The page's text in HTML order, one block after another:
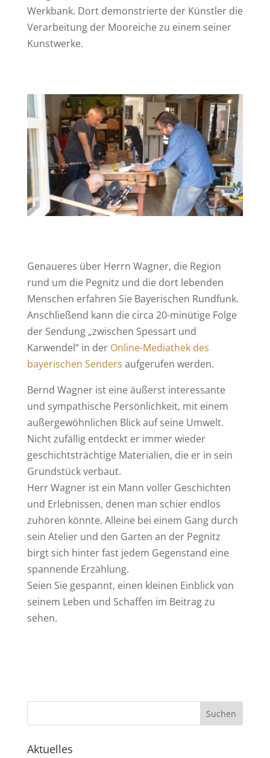
Werkbank. Dort demonstrierte der Künstler die
Verarbeitung der Mooreiche zu einem seiner
Kunstwerke.
Genaueres über Herrn Wagner, die Region
rund um die Pegnitz und die dort lebenden
Menschen erfahren Sie Bayerischen Rundfunk.
Anschließend kann die circa 20-minütige Folge
der Sendung „zwischen Spessart und
Karwendel“ in der Online-Mediathek des
bayerischen Senders aufgerufen werden.
Bernd Wagner ist eine äußerst interessante
und sympathische Persönlichkeit, mit einem
außergewöhnlichen Blick auf seine Umwelt.
Nicht zufällig entdeckt er immer wieder
geschichtsträchtige Materialien, die er in sein
Grundstück verbaut.
Herr Wagner ist ein Mann voller Geschichten
und Erlebnissen, denen man schier endlos
zuhören könnte. Alleine bei einem Gang durch
sein Atelier und den Garten an der Pegnitz
birgt sich hinter fast jedem Gegenstand eine
spannende Erzählung.
Seien Sie gespannt, einen kleinen Einblick von
seinem Leben und Schaffen im Beitrag zu
sehen.
Aktuelles